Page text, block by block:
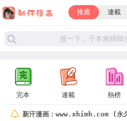
推薦 連載
完本 連載 熱榜
新汗漫画：www.xhimh.com (永